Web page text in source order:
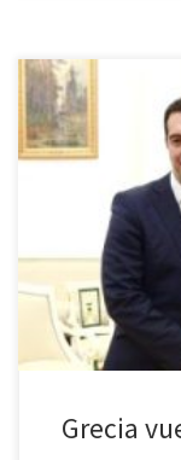
El Gobierno griego
exterior
recuperación. Sin
recordar los
europeas y
supondría un […]
Grecia